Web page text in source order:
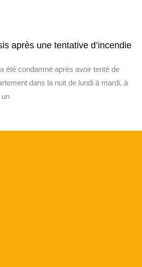
après une tentative d’incendie
été condamné après avoir tenté de
dans la nuit de lundi à mardi, à
un